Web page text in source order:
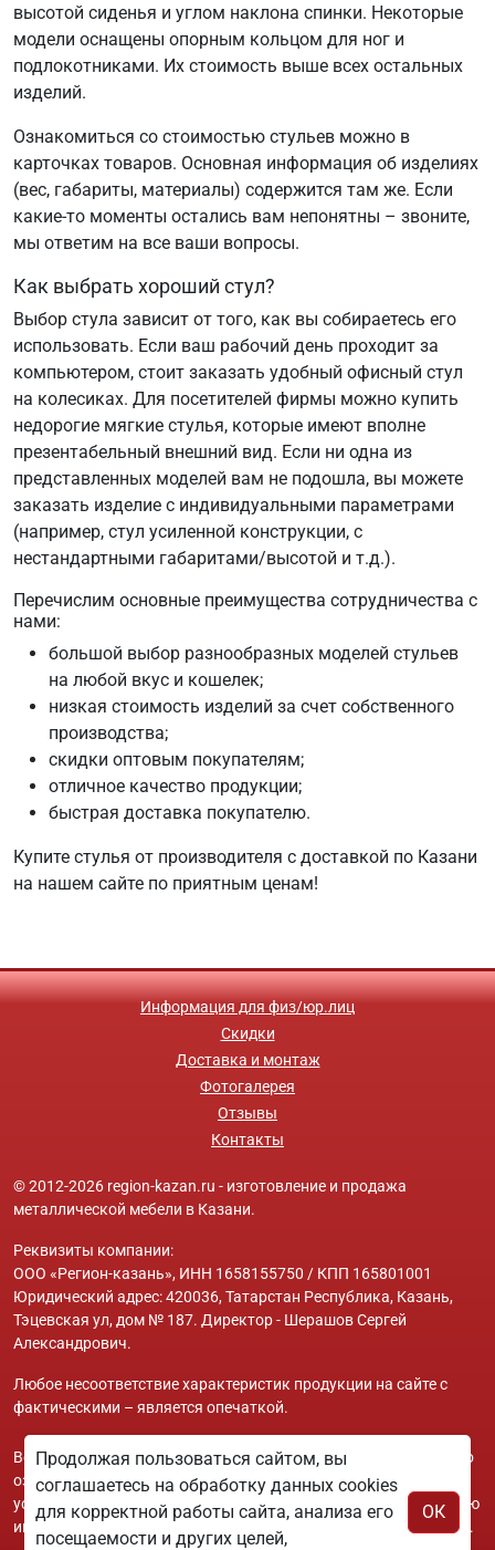
высотой сиденья и углом наклона спинки. Некоторые
модели оснащены опорным кольцом для ног и
подлокотниками. Их стоимость выше всех остальных
изделий.
Ознакомиться со стоимостью стульев можно в
карточках товаров. Основная информация об изделиях
(вес, габариты, материалы) содержится там же. Если
какие-то моменты остались вам непонятны – звоните,
мы ответим на все ваши вопросы.
Как выбрать хороший стул?
Выбор стула зависит от того, как вы собираетесь его
использовать. Если ваш рабочий день проходит за
компьютером, стоит заказать удобный офисный стул
на колесиках. Для посетителей фирмы можно купить
недорогие мягкие стулья, которые имеют вполне
презентабельный внешний вид. Если ни одна из
представленных моделей вам не подошла, вы можете
заказать изделие с индивидуальными параметрами
(например, стул усиленной конструкции, с
нестандартными габаритами/высотой и т.д.).
Перечислим основные преимущества сотрудничества с
нами:
большой выбор разнообразных моделей стульев
на любой вкус и кошелек;
низкая стоимость изделий за счет собственного
производства;
скидки оптовым покупателям;
отличное качество продукции;
быстрая доставка покупателю.
Купите стулья от производителя с доставкой по Казани
на нашем сайте по приятным ценам!
Информация для физ/юр.лиц
Скидки
Доставка и монтаж
Фотогалерея
Отзывы
Контакты
© 2012-2026 region-kazan.ru - изготовление и продажа
металлической мебели в Казани.
Реквизиты компании:
ООО «Регион-казань», ИНН 1658155750 / КПП 165801001
Юридический адрес: 420036, Татарстан Республика, Казань,
Тэцевская ул, дом № 187. Директор - Шерашов Сергей
Александрович.
Любое несоответствие характеристик продукции на сайте с
фактическими – является опечаткой.
Вся информация на сайте region-kazan.ru носит исключительно
ознакомительный и справочный характер и ни при каких
условиях не является публичной офертой. Всю дополнительную
информацию можно узнать по телефонам указанным на сайте.
Продолжая пользоваться сайтом, вы
соглашаетесь на обработку данных cookies
для корректной работы сайта, анализа его
посещаемости и других целей,
ОК